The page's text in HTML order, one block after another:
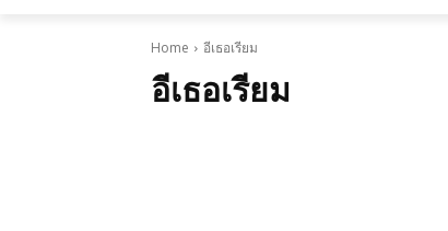
Home อีเธอเรียม
อีเธอเรียม